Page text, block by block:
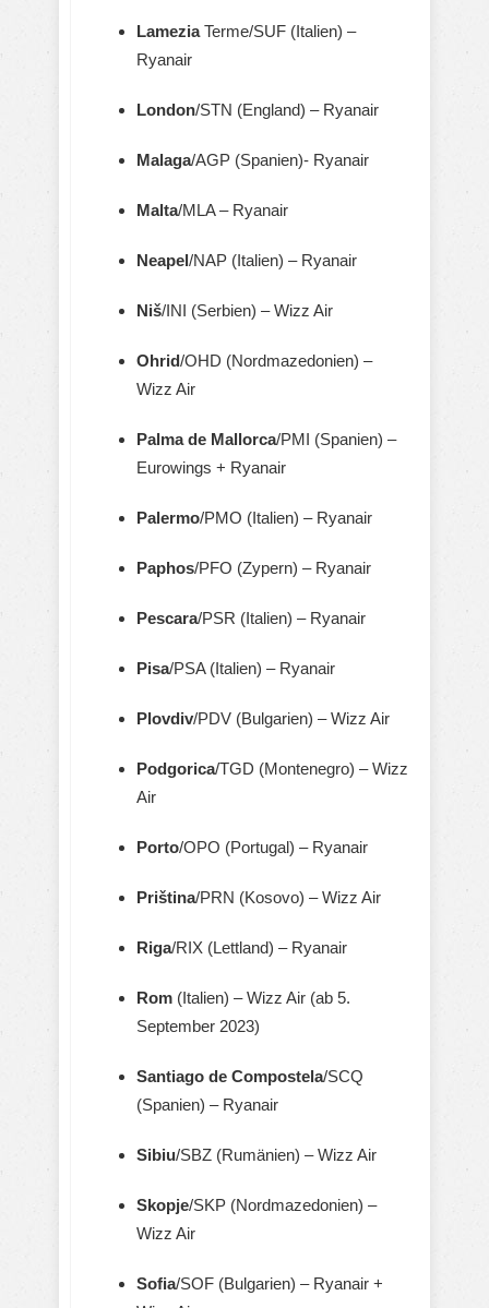
LameziaTerme/SUF (Italien) –
Ryanair
London/STN (England) – Ryanair
Malaga/AGP (Spanien)- Ryanair
Malta/MLA – Ryanair
Neapel/NAP (Italien) – Ryanair
Niš/INI (Serbien) – Wizz Air
Ohrid/OHD (Nordmazedonien) –
Wizz Air
Palma de Mallorca/PMI (Spanien) –
Eurowings + Ryanair
Palermo/PMO (Italien) – Ryanair
Paphos/PFO (Zypern) – Ryanair
Pescara/PSR (Italien) – Ryanair
Pisa/PSA (Italien) – Ryanair
Plovdiv/PDV (Bulgarien) – Wizz Air
Podgorica/TGD (Montenegro) – Wizz
Air
Porto/OPO (Portugal) – Ryanair
Priština/PRN (Kosovo) – Wizz Air
Riga/RIX (Lettland) – Ryanair
Rom (Italien) – Wizz Air (ab 5.
September 2023)
Santiago de Compostela/SCQ
(Spanien) – Ryanair
Sibiu/SBZ (Rumänien) – Wizz Air
Skopje/SKP (Nordmazedonien) –
Wizz Air
Sofia/SOF (Bulgarien) – Ryanair +